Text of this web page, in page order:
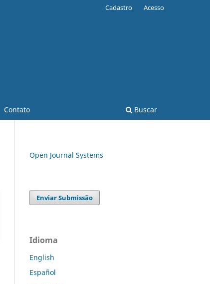
Contato Buscar
Cadastro Acesso
Open Journal Systems
Enviar Submissão
Idioma
English
Español